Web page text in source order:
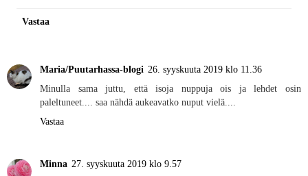
Vastaa
Maria/Puutarhassa-blogi 26. syyskuuta 2019 klo 11.36
Minulla sama juttu, että isoja nuppuja ois ja lehdet osin
paleltuneet.... saa nähdä aukeavatko nuput vielä....
Vastaa
Minna 27. syyskuuta 2019 klo 9.57